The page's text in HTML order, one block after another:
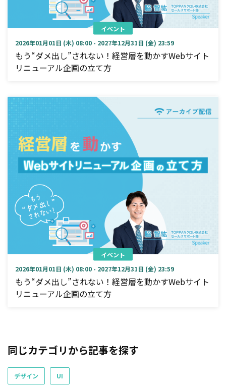
イベント
2026年01月01日 (木) 08:00 - 2027年12月31日 (金) 23:59
もう“ダメ出し”されない！経営層を動かすWebサイト
リニューアル企画の立て方
イベント
2026年01月01日 (木) 08:00 - 2027年12月31日 (金) 23:59
もう“ダメ出し”されない！経営層を動かすWebサイト
リニューアル企画の立て方
同じカテゴリから記事を探す
デザイン UI